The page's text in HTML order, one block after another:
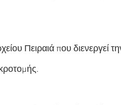
Πειραιά που διενεργεί